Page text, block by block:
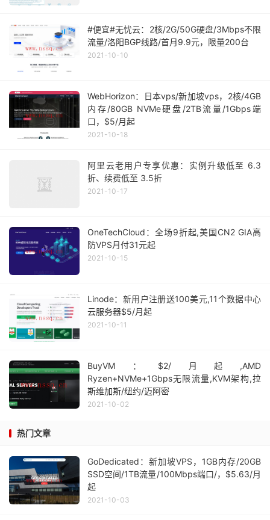
#便宜#无忧云：2核/2G/50G硬盘/3Mbps不限
流量/洛阳BGP线路/首月9.9元，限量200台
2021-10-10
WebHorizon：日本vps/新加坡vps，2核/4GB
内存/80GB NVMe硬盘/2TB流量/1Gbps端
口，$5/月起
2021-10-18
阿里云老用户专享优惠：实例升级低至 6.3
折、续费低至 3.5折
2021-10-17
OneTechCloud：全场9折起,美国CN2 GIA高
防VPS月付31元起
2021-10-15
Linode：新用户注册送100美元,11个数据中心
云服务器$5/月起
2021-10-11
BuyVM：$2/月起,AMD
Ryzen+NVMe+1Gbps无限流量,KVM架构,拉
斯维加斯/纽约/迈阿密
2021-10-02
热门文章
GoDedicated：新加坡VPS，1GB内存/20GB
SSD空间/1TB流量/100Mbps端口/，$5.63/月
起
2021-10-03